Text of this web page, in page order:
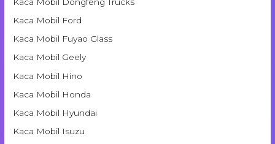
Kaca Mobil Ford
Kaca Mobil Fuyao Glass
Kaca Mobil Geely
Kaca Mobil Hino
Kaca Mobil Honda
Kaca Mobil Hyundai
Kaca Mobil Isuzu